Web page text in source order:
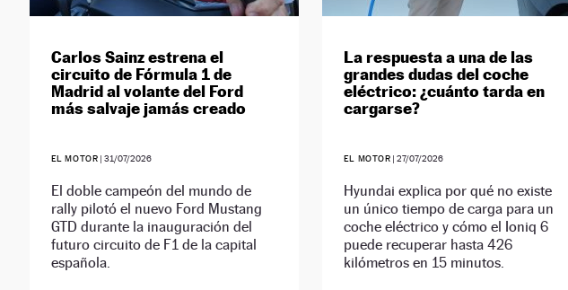
Carlos Sainz estrena el
circuito de Fórmula 1 de
Madrid al volante del Ford
más salvaje jamás creado
EL MOTOR |31/07/2026
El doble campeón del mundo de
rally pilotó el nuevo Ford Mustang
GTD durante la inauguración del
futuro circuito de F1 de la capital
española.
La respuesta a una de las
grandes dudas del coche
eléctrico: ¿cuánto tarda en
cargarse?
EL MOTOR |27/07/2026
Hyundai explica por qué no existe
un único tiempo de carga para un
coche eléctrico y cómo el Ioniq 6
puede recuperar hasta 426
kilómetros en 15 minutos.